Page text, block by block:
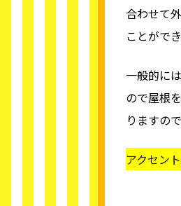
合わせて
ことがで
一般的に
ので屋根
りますの
アクセン